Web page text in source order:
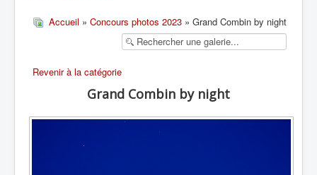
RANDONNÉE SPORTIVE
Accueil » Concours photos 2023 » Grand Combin by night
Revenir à la catégorie
Grand Combin by night